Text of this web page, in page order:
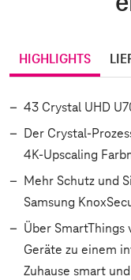
HIGHLIGHTS
43 Crystal UHD
Der
4K‑Upscaling
Mehr Schutz und
Samsung
Über
Geräte zu einem
Zuhause smart